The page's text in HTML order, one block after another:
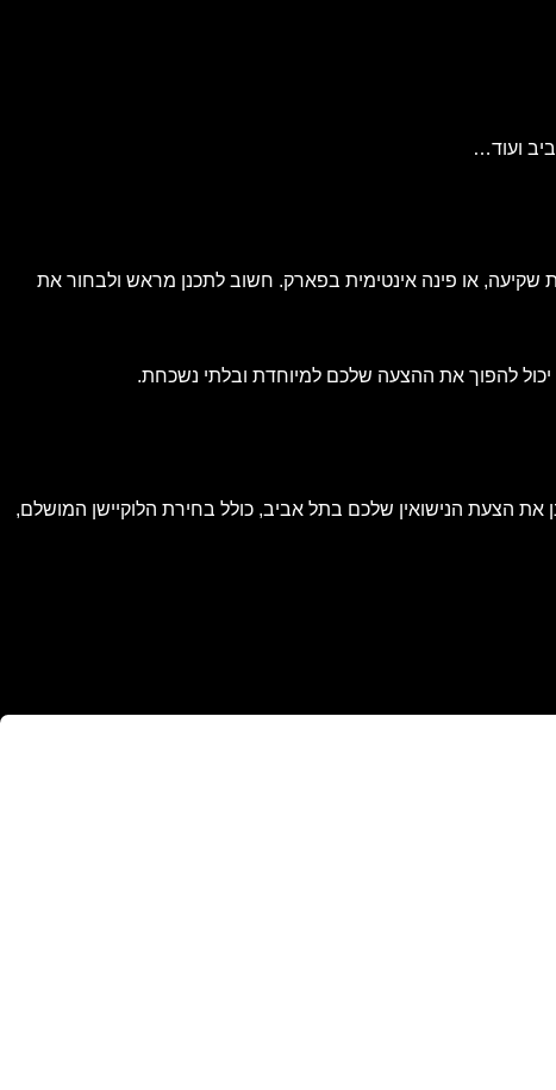
ועוד…
שקיעה, או פינה אינטימית בפארק. חשוב לתכנן מראש ולבחור את
יכול להפוך את ההצעה שלכם למיוחדת ובלתי נשכחת.
הצעת הנישואין שלכם בתל אביב, כולל בחירת הלוקיישן המושלם,